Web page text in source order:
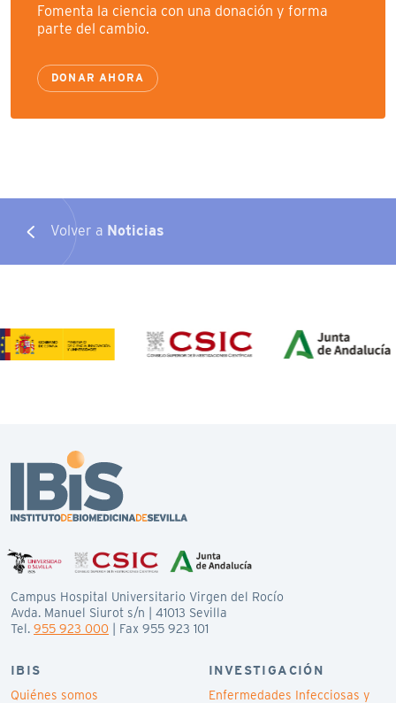
Fomenta la ciencia con una donación y forma
parte del cambio.
DONAR AHORA
Volver a Noticias
Campus Hospital Universitario Virgen del Rocío
Avda. Manuel Siurot s/n | 41013 Sevilla
Tel. 955 923 000 | Fax 955 923 101
IBIS
Quiénes somos
INVESTIGACIÓN
Enfermedades Infecciosas y